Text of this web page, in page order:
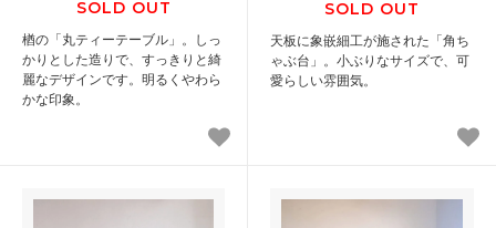
SOLD OUT
楢の「丸ティーテーブル」。しっ
かりとした造りで、すっきりと綺
麗なデザインです。明るくやわら
かな印象。
SOLD OUT
天板に象嵌細工が施された「角ち
ゃぶ台」。小ぶりなサイズで、可
愛らしい雰囲気。